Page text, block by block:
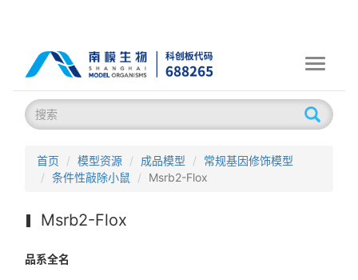
Toggle
首页 模型资源 成品模型
常规基因修饰模型
条件性敲除小鼠
Msrb2-Flox
Msrb2-Flox
品系全名